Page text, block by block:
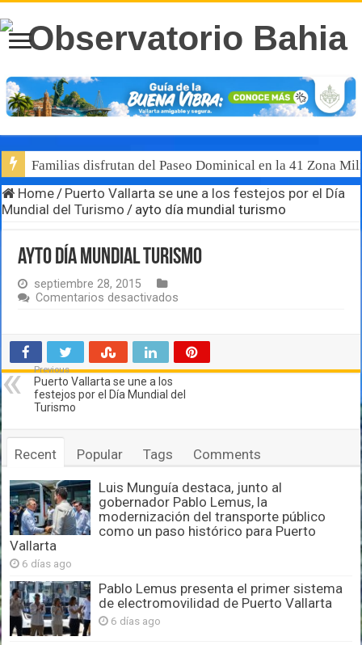
Familias disfrutan del Paseo Dominical en la 41 Zona
Home/ Puerto Vallarta se une a los festejos por el Día
Mundial del Turismo / ayto día mundial turismo
ayto día mundial turismo
septiembre 28, 2015
Comentarios desactivados
mundial
turismo
Previous
Puerto Vallarta se une a los
festejos por el Día Mundial del
Turismo
Recent Popular Tags Comments
Luis Munguía destaca, junto al
gobernador Pablo Lemus, la
modernización del transporte público
como un paso histórico para Puerto
Vallarta
6 días ago
Pablo Lemus presenta el primer sistema
de electromovilidad de Puerto Vallarta
6 días ago